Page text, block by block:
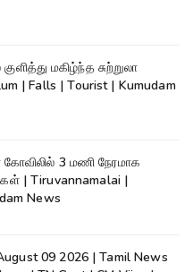
மகிழ்ந்த சுற்றுலா
| Falls | Tourist | Kumudam
3 மணி நேரமாக
| Tiruvannamalai |
News
09 2026 | Tamil News